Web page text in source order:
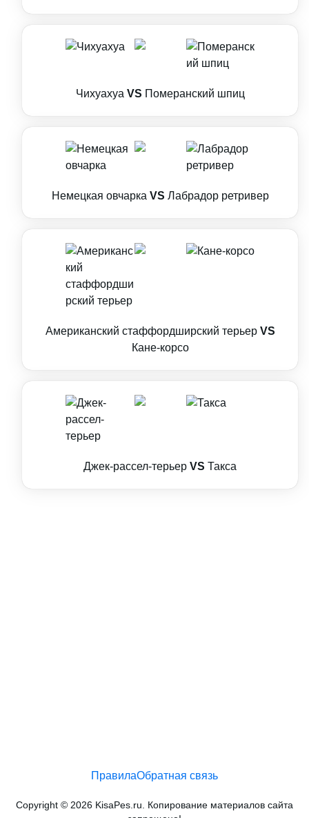
Чихуахуа VS Померанский шпиц
Немецкая овчарка VS Лабрадор ретривер
Американский стаффордширский терьер VS
Кане-корсо
Джек-рассел-терьер VS Такса
ПравилаОбратная связь
Copyright © 2026 KisaPes.ru. Копирование материалов сайта